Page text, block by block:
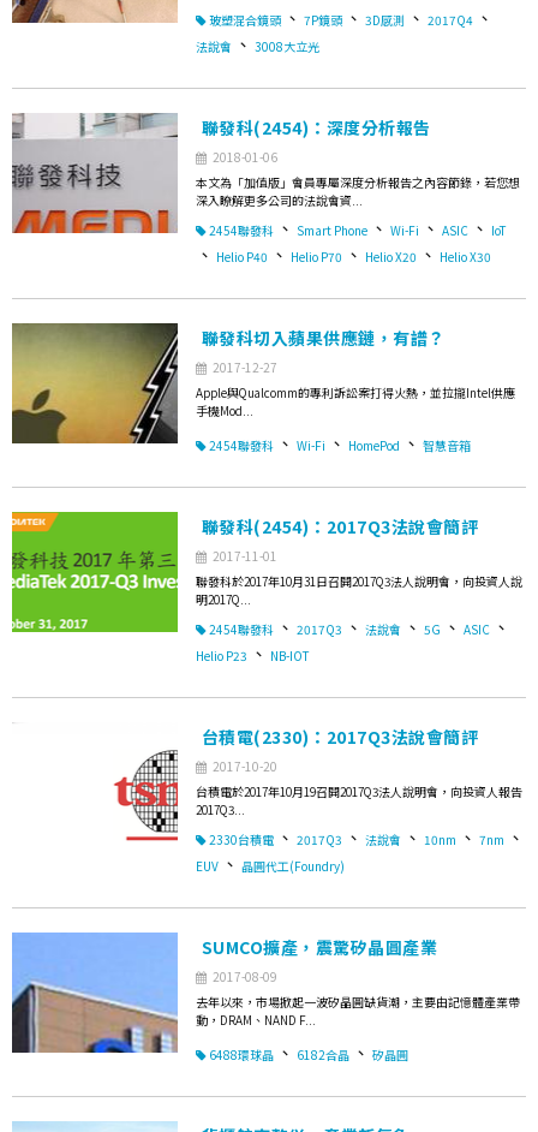
玻塑混合鏡頭 、 7P鏡頭 、 3D感測 、 2017Q4 、
法說會 、 3008大立光
聯發科(2454)：深度分析報告
2018-01-06
本文為「加值版」會員專屬深度分析報告之內容節錄，若您想
深入瞭解更多公司的法說會資...
2454聯發科 、 Smart Phone 、 Wi-Fi 、 ASIC 、 IoT
、 Helio P40 、 Helio P70 、 Helio X20 、 Helio X30
聯發科切入蘋果供應鏈，有譜？
2017-12-27
Apple與Qualcomm的專利訴訟案打得火熱，並拉攏Intel供應
手機Mod...
2454聯發科 、 Wi-Fi 、 HomePod 、 智慧音箱
聯發科(2454)：2017Q3法說會簡評
2017-11-01
聯發科於2017年10月31日召開2017Q3法人說明會，向投資人說
明2017Q...
2454聯發科 、 2017Q3 、 法說會 、 5G 、 ASIC 、
Helio P23 、 NB-IOT
台積電(2330)：2017Q3法說會簡評
2017-10-20
台積電於2017年10月19召開2017Q3法人說明會，向投資人報告
2017Q3...
2330台積電 、 2017Q3 、 法說會 、 10nm 、 7nm 、
EUV 、 晶圓代工(Foundry)
SUMCO擴產，震驚矽晶圓產業
2017-08-09
去年以來，市場掀起一波矽晶圓缺貨潮，主要由記憶體產業帶
動，DRAM、NAND F...
6488環球晶 、 6182合晶 、 矽晶圓